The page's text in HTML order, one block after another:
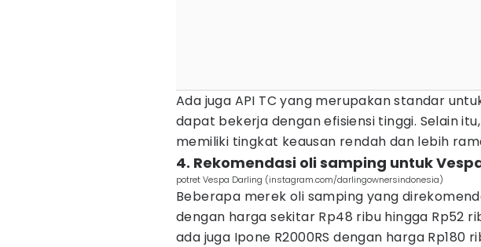
Ada juga API TC yang merupakan standar
dapat bekerja dengan efisiensi tinggi. Selain itu,
memiliki tingkat keausan rendah dan lebih
4. Rekomendasi oli samping untuk
potret Vespa Darling (instagram.com/darlingownersindonesia)
Beberapa merek oli samping yang
dengan harga sekitar Rp48 ribu hingga Rp52
ada juga Ipone R2000RS dengan harga Rp180